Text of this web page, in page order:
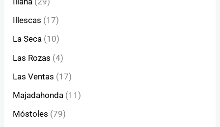
Illescas (17)
La Seca (10)
Las Rozas (4)
Las Ventas (17)
Majadahonda (11)
Móstoles (79)